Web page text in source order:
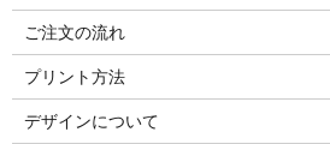
ご注文の流れ
プリント方法
デザインについて